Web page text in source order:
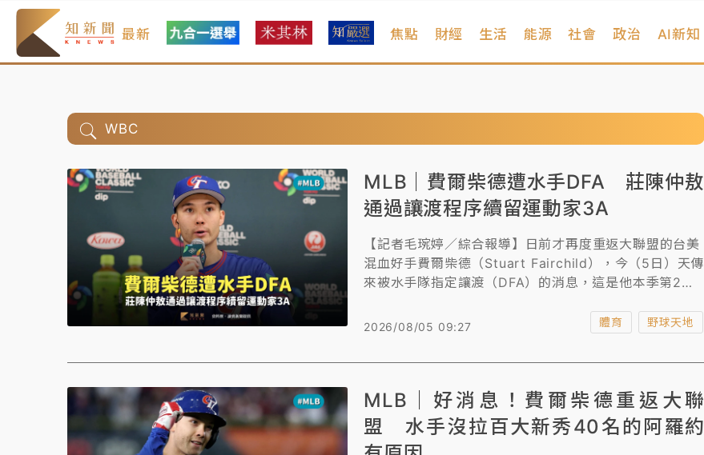
最新 焦點 財經 生活 能源 社會 政治 AI新知
WBC
MLB｜費爾柴德遭水手DFA 莊陳仲敖
通過讓渡程序續留運動家3A
【記者毛琬婷／綜合報導】日前才再度重返大聯盟的台美
混血好手費爾柴德（Stuart Fairchild），今（5日）天傳
來被水手隊指定讓渡（DFA）的消息，這是他本季第2度
日前遭到運動家隊DFA的投手莊陳仲敖，在通過讓渡程序
2026/08/05 09:27 體育 野球天地
MLB｜好消息！費爾柴德重返大聯
盟 水手沒拉百大新秀40名的阿羅約